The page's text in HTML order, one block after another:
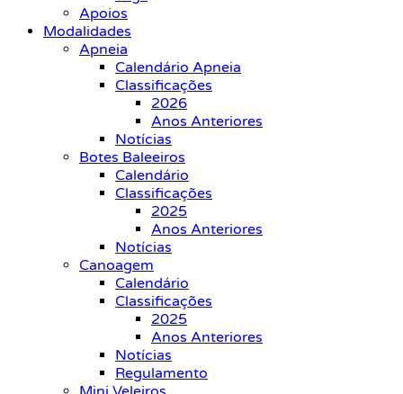
Apoios
Modalidades
Apneia
Calendário Apneia
Classificações
2026
Anos Anteriores
Notícias
Botes Baleeiros
Calendário
Classificações
2025
Anos Anteriores
Notícias
Canoagem
Calendário
Classificações
2025
Anos Anteriores
Notícias
Regulamento